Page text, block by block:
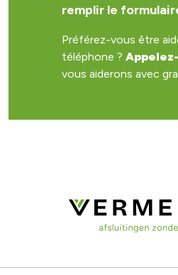
remplir le
Préférez-vous être
téléphone ?
vous aiderons avec